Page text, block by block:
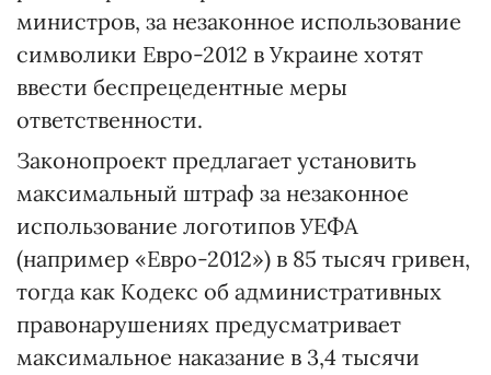
министров, за незаконное использование
символики Евро-2012 в Украине хотят
ввести беспрецедентные меры
ответственности.
Законопроект предлагает установить
максимальный штраф за незаконное
использование логотипов УЕФА
(например «Евро-2012») в 85 тысяч гривен,
тогда как Кодекс об административных
правонарушениях предусматривает
максимальное наказание в 3,4 тысячи